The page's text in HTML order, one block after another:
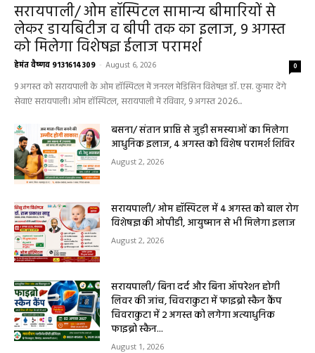
सरायपाली/ ओम हॉस्पिटल सामान्य बीमारियों से
लेकर डायबिटीज व बीपी तक का इलाज, 9 अगस्त
को मिलेगा विशेषज्ञ ईलाज परामर्श
हेमंत वैष्णव 9131614309 - August 6, 2026 0
9 अगस्त को सरायपाली के ओम हॉस्पिटल में जनरल मेडिसिन विशेषज्ञ डॉ. एस. कुमार देंगे
सेवाएं सरायपाली। ओम हॉस्पिटल, सरायपाली में रविवार, 9 अगस्त 2026...
बसना/ संतान प्राप्ति से जुड़ी समस्याओं का मिलेगा
आधुनिक इलाज, 4 अगस्त को विशेष परामर्श शिविर
August 2, 2026
सरायपाली/ ओम हॉस्पिटल में 4 अगस्त को बाल रोग
विशेषज्ञ की ओपीडी, आयुष्मान से भी मिलेगा इलाज
August 2, 2026
सरायपाली/ बिना दर्द और बिना ऑपरेशन होगी
लिवर की जांच, चिवराकुटा में फाइब्रो स्कैन कैंप
चिवराकुटा में 2 अगस्त को लगेगा अत्याधुनिक
फाइब्रो स्कैन...
August 1, 2026